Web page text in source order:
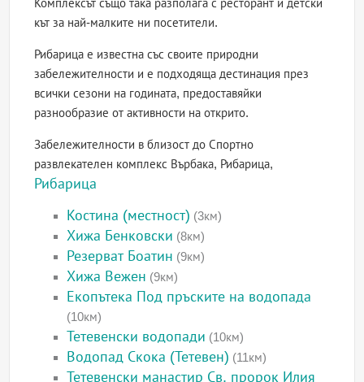
Комплексът също така разполага с ресторант и детски
кът за най-малките ни посетители.
Рибарица е известна със своите природни
забележителности и е подходяща дестинация през
всички сезони на годината, предоставяйки
разнообразие от активности на открито.
Забележителности в близост до Спортно
развлекателен комплекс Върбака, Рибарица,
Рибарица
Костина (местност) (3км)
Хижа Бенковски (8км)
Резерват Боатин (9км)
Хижа Вежен (9км)
Екопътека Под пръските на водопада
(10км)
Тетевенски водопади (10км)
Водопад Скока (Тетевен) (11км)
Тетевенски манастир Св. пророк Илия